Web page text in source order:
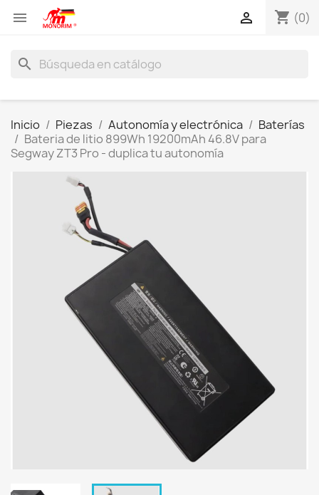
 shopping_cart (0)

search
Inicio Piezas Autonomía y electrónica
Baterías
Bateria de litio 899Wh 19200mAh 46.8V para
Segway ZT3 Pro - duplica tu autonomía